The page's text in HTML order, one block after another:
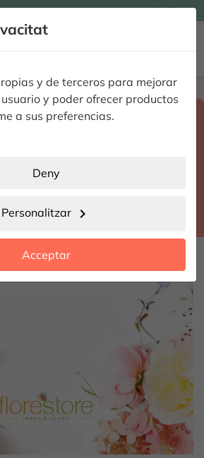
y de terceros para mejorar
y poder ofrecer productos
a sus preferencias.
Deny
Personalitzar chevron_right
Acceptar
Catalán

flores a domicilio Barcelona
and delivery date